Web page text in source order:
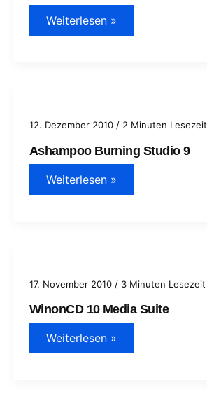
Dateiendungen
von
ISO-
Weiterlesen »
12. Dezember 2010 / 2 Minuten Lesezeit
Ashampoo Burning Studio 9
Ashampoo
Burning
Studio
Weiterlesen »
17. November 2010 / 3 Minuten Lesezeit
WinonCD 10 Media Suite
WinonCD
10
Media
Weiterlesen »